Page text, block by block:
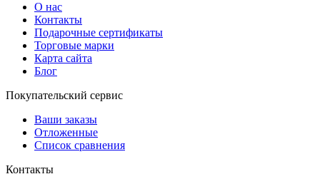
О нас
Контакты
Подарочные сертификаты
Торговые марки
Карта сайта
Блог
Покупательский сервис
Ваши заказы
Отложенные
Список сравнения
Контакты